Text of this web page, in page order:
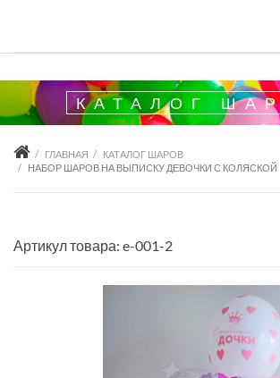
КАТАЛОГ
ГЛАВНАЯ
КАТАЛОГ ШАРОВ
НАБОР ШАРОВ НА ВЫПИСКУ ДЕВОЧКИ С КОЛЯСКОЙ
Артикул товара: e-001-2